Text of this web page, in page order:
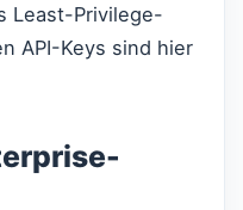
Least-Privilege-
API-Keys sind hier